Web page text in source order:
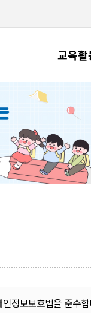
교육활
정보보호법을 준수